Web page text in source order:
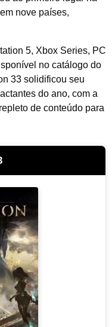
nove países,
5, Xbox Series, PC
no catálogo do
33 solidificou seu
do ano, com a
de conteúdo para